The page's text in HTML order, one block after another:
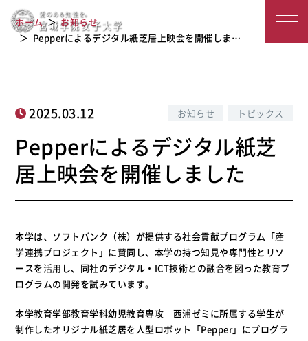
城
子
大
学
Pepperによるデジタル紙芝居上映会を
開催しました
ホーム
お知らせ
Pepperによるデジタル紙芝居上映会を開催しま…
2025.03.12 お知らせ トピックス
Pepperによるデジタル紙芝
居上映会を開催しました
本学は、ソフトバンク（株）が提供する社会貢献プログラム「産
学連携プロジェクト」に賛同し、本学の持つ知見や専門性とリソ
ースを活用し、同社のデジタル・ICT技術との融合を図った教育プ
ログラムの開発を試みています。
本学教育学部教育学科幼児教育専攻 西浦ゼミに所属する学生が
制作したオリジナル紙芝居を人型ロボット「Pepper」にプログラ